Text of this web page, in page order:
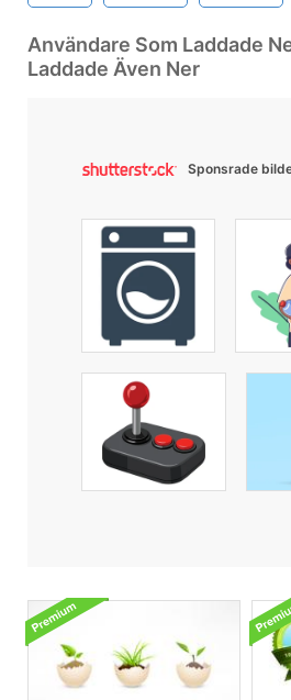
Användare Som Laddade
Laddade Även Ner
Sponsrade